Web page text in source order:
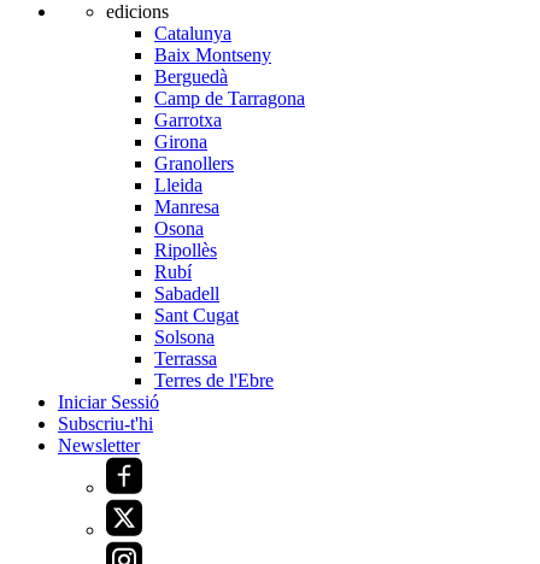
edicions
Catalunya
Baix Montseny
Berguedà
Camp de Tarragona
Garrotxa
Girona
Granollers
Lleida
Manresa
Osona
Ripollès
Rubí
Sabadell
Sant Cugat
Solsona
Terrassa
Terres de l'Ebre
Iniciar Sessió
Subscriu-t'hi
Newsletter